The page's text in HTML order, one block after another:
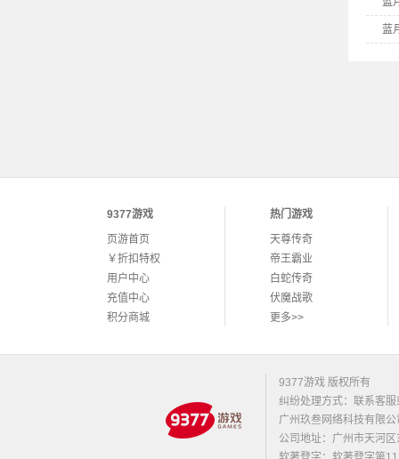
蓝
9377游戏
页游首页
￥折扣特权
用户中心
充值中心
积分商城
热门游戏
天尊传奇
帝王霸业
白蛇传奇
伏魔战歌
更多>>
9377游戏 版权所有
纠纷处理方式：联系客服
广州玖叁网络科技有限
公司地址：广州市天河